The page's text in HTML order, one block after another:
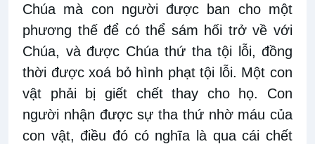
Chúa mà con người được ban cho một
phương thế để có thể sám hối trở về với
Chúa, và được Chúa thứ tha tội lỗi, đồng
thời được xoá bỏ hình phạt tội lỗi. Một con
vật phải bị giết chết thay cho họ. Con
người nhận được sự tha thứ nhờ máu của
con vật, điều đó có nghĩa là qua cái chết